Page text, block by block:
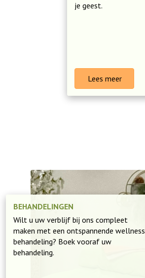
je geest.
Lees meer
BEHANDELINGEN
Wilt u uw verblijf bij ons compleet
maken met een ontspannende wellness
behandeling? Boek vooraf uw
behandeling.